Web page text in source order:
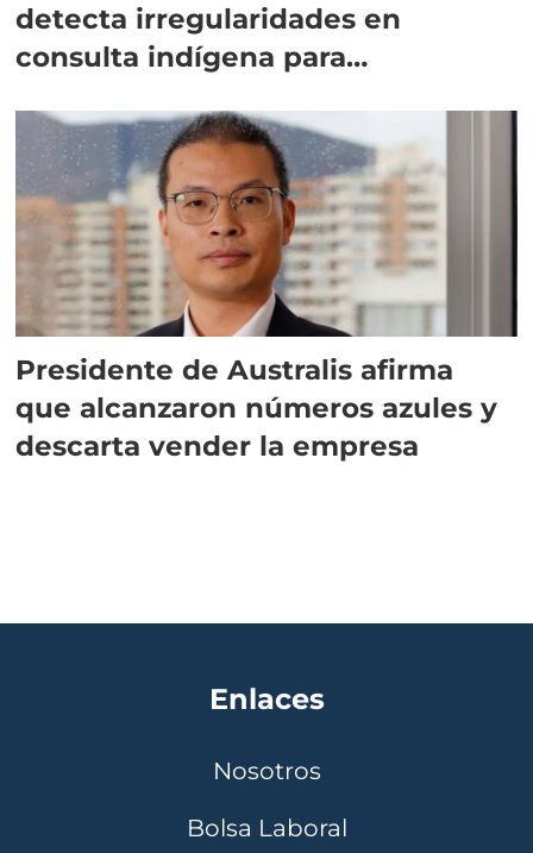
detecta irregularidades en
consulta indígena para
Presidente de Australis afirma
que alcanzaron números azules y
descarta vender la empresa
Enlaces
Nosotros
Bolsa Laboral